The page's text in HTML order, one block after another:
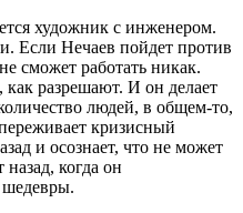
художник с инженером.
Если Нечаев пойдет против
сможет работать никак.
как разрешают. И он делает
людей, в общем-то,
кризисный
и осознает, что не может
назад, когда он
шедевры.